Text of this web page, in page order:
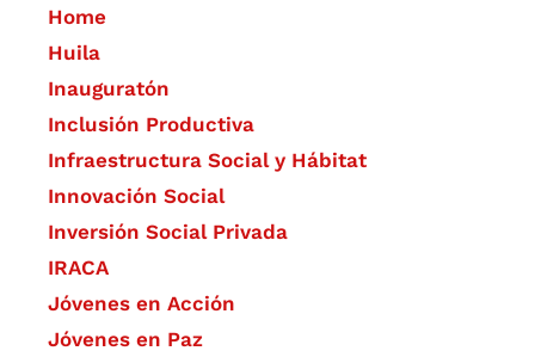
Home
Huila
Inauguratón
Inclusión Productiva
Infraestructura Social y Hábitat
​Innovación Social
Inversión Social Privada
IRACA
Jóvenes en Acción
Jóvenes en Paz